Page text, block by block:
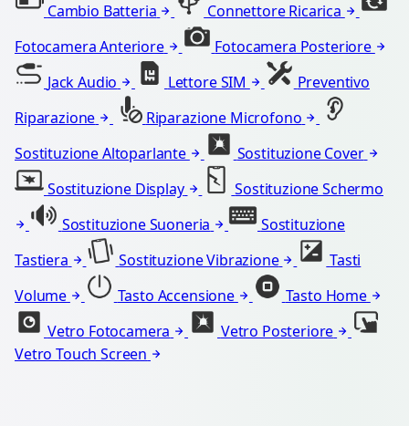
Cambio Batteria
Connettore Ricarica
Fotocamera Anteriore
Fotocamera Posteriore
Jack Audio
Lettore SIM
Preventivo
Riparazione
Riparazione Microfono
Sostituzione Altoparlante
Sostituzione Cover
Sostituzione Display
Sostituzione Schermo
Sostituzione Suoneria
Sostituzione
Tastiera
Sostituzione Vibrazione
Tasti
Volume
Tasto Accensione
Tasto Home
Vetro Fotocamera
Vetro Posteriore
Vetro Touch Screen